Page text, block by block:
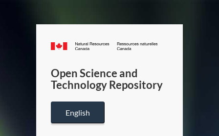
Canada.ca
/
Canada
Open Science and
Technology Repository
English